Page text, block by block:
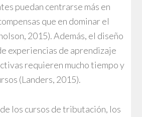
puedan centrarse más en
que en dominar el
2015). Además, el diseño
experiencias de aprendizaje
requieren mucho tiempo y
(Landers, 2015).
los cursos de tributación, los